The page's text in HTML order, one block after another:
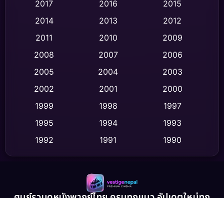
Comedy ตลก (436)
Crime อาชญากรรม (513)
Cult Film
Dance เต้น (10)
Detective สืบสวน (59)
Disaster (13)
2017
2016
2015
2014
2013
2012
2011
2010
2009
2008
2007
2006
2005
2004
2003
2002
2001
2000
1999
1998
1997
1995
1994
1993
1992
1991
1990
1989
1988
1986
1983
1978
1974